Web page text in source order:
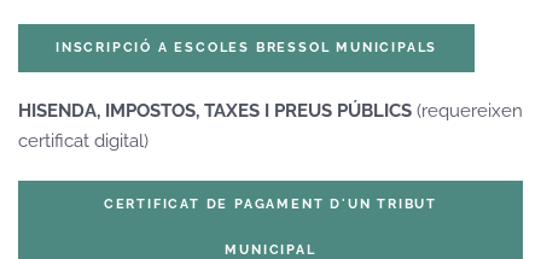
INSCRIPCIÓ A ESCOLES BRESSOL MUNICIPALS
HISENDA, IMPOSTOS, TAXES I PREUS PÚBLICS (requereixen
certificat digital)
CERTIFICAT DE PAGAMENT D'UN TRIBUT
MUNICIPAL